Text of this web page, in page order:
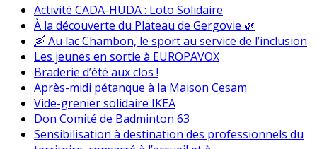
Activité CADA-HUDA : Loto Solidaire
À la découverte du Plateau de Gergovie 🌿
🛶 Au lac Chambon, le sport au service de l’inclusion
Les jeunes en sortie à EUROPAVOX
Braderie d’été aux clos !
Après-midi pétanque à la Maison Cesam
Vide-grenier solidaire IKEA
Don Comité de Badminton 63
Sensibilisation à destination des professionnels du